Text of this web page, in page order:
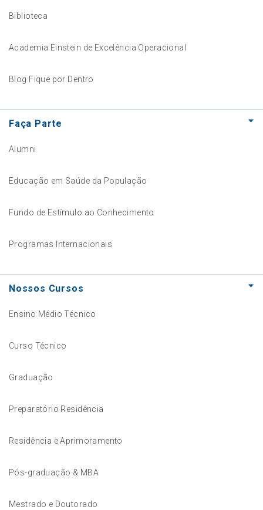
Biblioteca
Academia Einstein de Excelência Operacional
Blog Fique por Dentro
Faça Parte
Alumni
Educação em Saúde da População
Fundo de Estímulo ao Conhecimento
Programas Internacionais
Nossos Cursos
Ensino Médio Técnico
Curso Técnico
Graduação
Preparatório Residência
Residência e Aprimoramento
Pós-graduação & MBA
Mestrado e Doutorado